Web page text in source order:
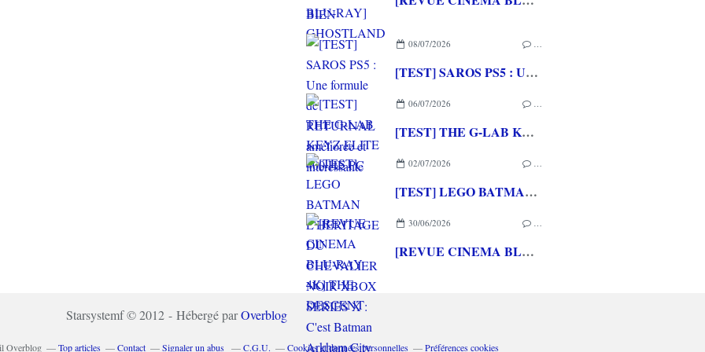
08/07/2026 …
[TEST] SAROS PS5 : Une formule de RETURNAL améliorée et interessante
06/07/2026 …
[TEST] THE G-LAB KEYZ ELITE 400 HE PC
02/07/2026 …
[TEST] LEGO BATMAN L'HERITAGE DU CHEVALIER NOIR XBOX SERIES X : C'est Batman Arkham City en LEGO!
30/06/2026 …
[REVUE CINEMA BLU-RAY 4K] THE DESCENT
Starsystemf © 2012 - Hébergé parOverblog
Overblog Top articles Contact Signaler un abus C.G.U. Cookies et données personnelles Préférences cookies